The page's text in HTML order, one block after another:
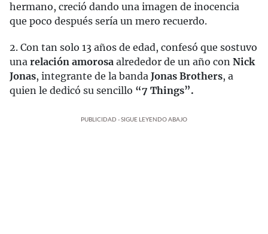
hermano, creció dando una imagen de inocencia
que poco después sería un mero recuerdo.
2. Con tan solo 13 años de edad, confesó que sostuvo
una relación amorosa alrededor de un año con Nick
Jonas, integrante de la banda Jonas Brothers, a
quien le dedicó su sencillo “7 Things”.
PUBLICIDAD - SIGUE LEYENDO ABAJO